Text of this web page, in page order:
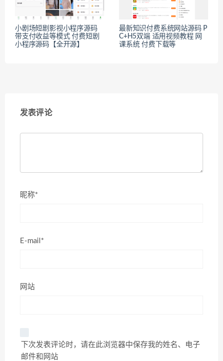
小剧场短剧影视小程序源码
带支付收益等模式 付费短剧
小程序源码【全开源】
最新知识付费系统网站源码 P
C+H5双端 适用视频教程 网
课系统 付费下载等
发表评论
昵称*
E-mail*
网站
下次发表评论时，请在此浏览器中保存我的姓名、电子
邮件和网站